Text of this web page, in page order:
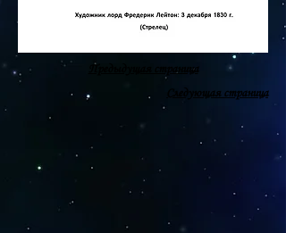
Предыдущая страница
Следующая страница